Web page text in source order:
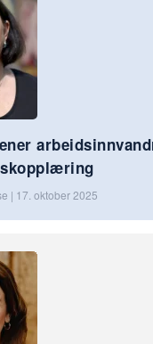
| 17. oktober 2025